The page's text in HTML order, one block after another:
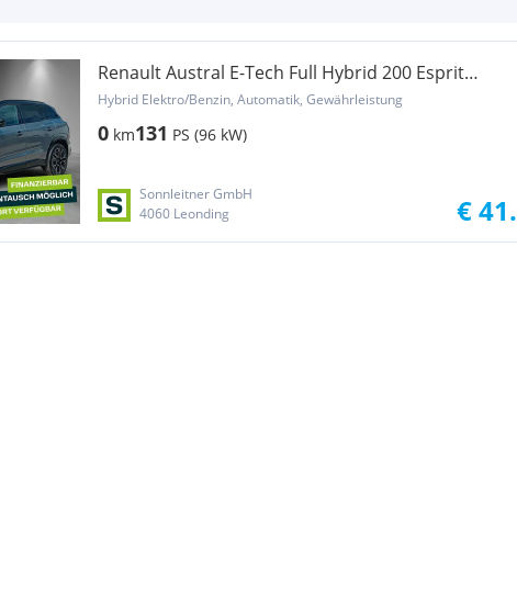
Renault Austral E-Tech Full Hybrid 200 Esprit
Alpine Aut.
Hybrid Elektro/Benzin, Automatik, Gewährleistung
0 km131 PS (96 kW)
Sonnleitner GmbH
4060 Leonding
€